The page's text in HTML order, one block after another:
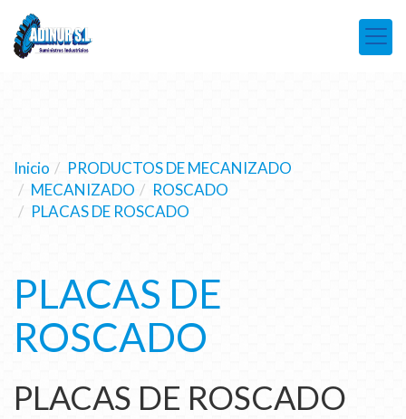
Inicio
PRODUCTOS DE MECANIZADO
MECANIZADO
ROSCADO
PLACAS DE ROSCADO
PLACAS DE
ROSCADO
PLACAS DE ROSCADO